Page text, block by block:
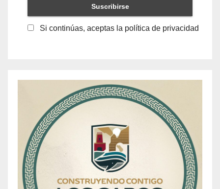
Si continúas, aceptas la política de privacidad